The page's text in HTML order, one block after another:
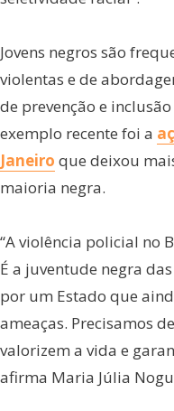
Jovens negros são
violentas e de
de prevenção e
exemplo recente foi a
Janeiro que deixou
maioria negra.
“A violência policial no
É a juventude negra
por um Estado que
ameaças. Precisamos
valorizem a vida e
afirma Maria Júlia